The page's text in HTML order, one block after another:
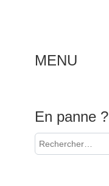
MENU
En panne ?